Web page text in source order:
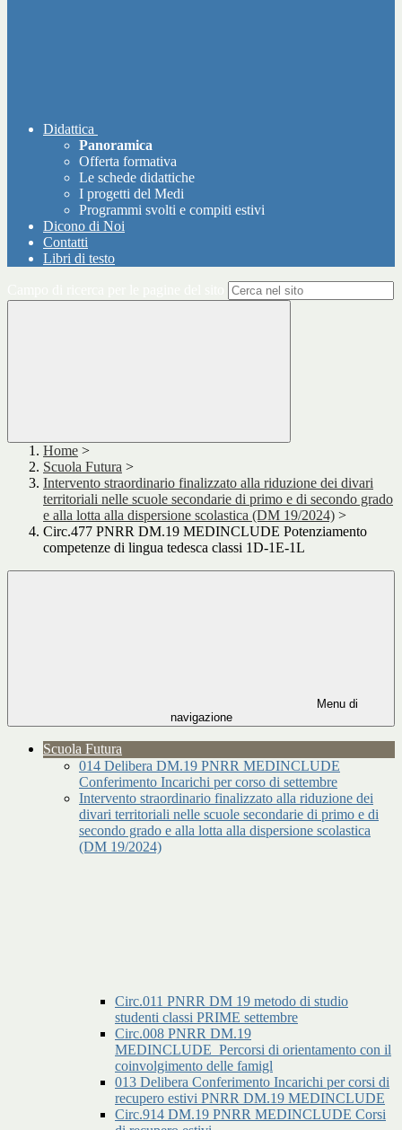
Didattica
Panoramica
Offerta formativa
Le schede didattiche
I progetti del Medi
Programmi svolti e compiti estivi
Dicono di Noi
Contatti
Libri di testo
Home >
Scuola Futura >
Intervento straordinario finalizzato alla riduzione dei divari
territoriali nelle scuole secondarie di primo e di secondo grado
e alla lotta alla dispersione scolastica (DM 19/2024) >
Circ.477 PNRR DM.19 MEDINCLUDE Potenziamento
competenze di lingua tedesca classi 1D-1E-1L
Menu di
navigazione
Scuola Futura
014 Delibera DM.19 PNRR MEDINCLUDE
Conferimento Incarichi per corso di settembre
Intervento straordinario finalizzato alla riduzione dei
divari territoriali nelle scuole secondarie di primo e di
secondo grado e alla lotta alla dispersione scolastica
(DM 19/2024)
Circ.011 PNRR DM 19 metodo di studio
studenti classi PRIME settembre
Circ.008 PNRR DM.19
MEDINCLUDE_Percorsi di orientamento con il
coinvolgimento delle famigl
013 Delibera Conferimento Incarichi per corsi di
recupero estivi PNRR DM.19 MEDINCLUDE
Circ.914 DM.19 PNRR MEDINCLUDE Corsi